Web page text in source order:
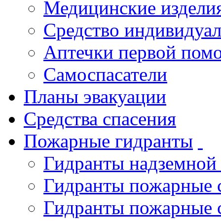
Медицинские
Средство
Аптечки первой
Самоспасатели
Планы эвакуации
Средства спасения
Пожарные гидранты
Гидранты
Гидранты пожарные
Гидранты пожарные